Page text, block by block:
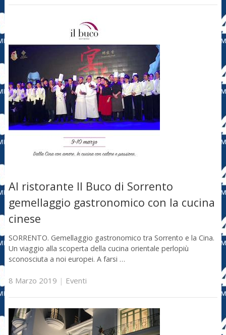
Al ristorante Il Buco di Sorrento
gemellaggio gastronomico con la cucina
cinese
SORRENTO. Gemellaggio gastronomico tra Sorrento e la Cina.
Un viaggio alla scoperta della cucina orientale perlopiù
sconosciuta a noi europei. A farsi …
8 Marzo 2019 | Eventi